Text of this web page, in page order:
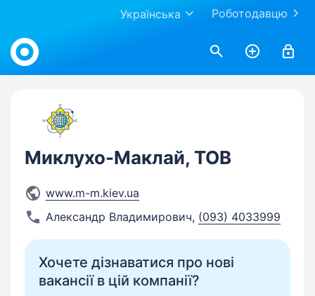
Роботодавцю
Українська
Work.ua
Миклухо-Маклай, ТОВ
www.m-m.kiev.ua
Александр Владимирович, (093) 4033999
Хочете дізнаватися про нові
вакансії в цій компанії?